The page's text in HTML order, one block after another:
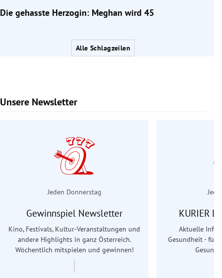
Die gehasste Herzogin: Meghan wird 45
Alle Schlagzeilen
Unsere Newsletter
Slide 1 von 6
Jeden Donnerstag
Gewinnspiel Newsletter
Kino, Festivals, Kultur-Veranstaltungen und
andere Highlights in ganz Österreich.
Wöchentlich mitspielen und gewinnen!
KURIER
Aktuelle
Gesundheit - für